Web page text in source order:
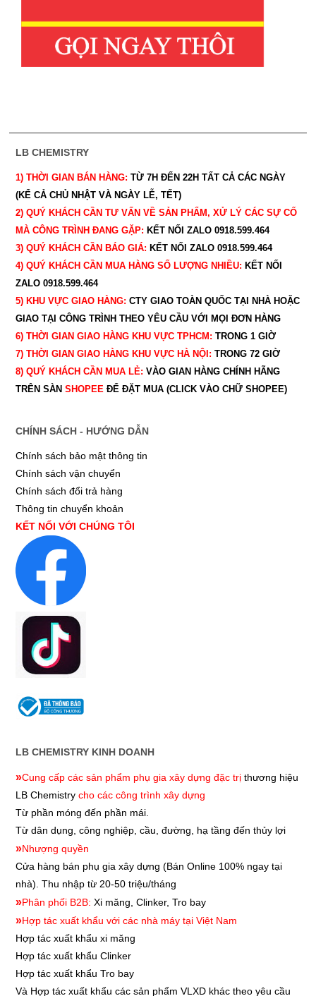
LB CHEMISTRY
1) THỜI GIAN BÁN HÀNG: TỪ 7H ĐẾN 22H TẤT CẢ CÁC NGÀY
(KỂ CẢ CHỦ NHẬT VÀ NGÀY LỄ, TẾT)
2) QUÝ KHÁCH CẦN TƯ VẤN VỀ SẢN PHẨM, XỬ LÝ CÁC SỰ CỐ
MÀ CÔNG TRÌNH ĐANG GẶP: KẾT NỐI ZALO 0918.599.464
3) QUÝ KHÁCH CẦN BÁO GIÁ: KẾT NỐI ZALO 0918.599.464
4) QUÝ KHÁCH CẦN MUA HÀNG SỐ LƯỢNG NHIỀU: KẾT NỐI
ZALO 0918.599.464
5) KHU VỰC GIAO HÀNG: CTY GIAO TOÀN QUỐC TẠI NHÀ HOẶC
GIAO TẠI CÔNG TRÌNH THEO YÊU CẦU VỚI MỌI ĐƠN HÀNG
6) THỜI GIAN GIAO HÀNG KHU VỰC TPHCM: TRONG 1 GIỜ
7) THỜI GIAN GIAO HÀNG KHU VỰC HÀ NỘI: TRONG 72 GIỜ
8) QUÝ KHÁCH CẦN MUA LẺ: VÀO GIAN HÀNG CHÍNH HÃNG
TRÊN SÀN SHOPEEĐỂ ĐẶT MUA (CLICK VÀO CHỮ SHOPEE)
CHÍNH SÁCH - HƯỚNG DẪN
Chính sách bảo mật thông tin
Chính sách vận chuyển
Chính sách đổi trả hàng
Thông tin chuyển khoản
KẾT NỐI VỚI CHÚNG TÔI
LB CHEMISTRY KINH DOANH
»Cung cấp các sản phẩm phụ gia xây dựng đặc trị thương hiệu
LB Chemistrycho các công trình xây dựng
Từ phần móng đến phần mái.
Từ dân dụng, công nghiệp, cầu, đường, hạ tầng đến thủy lợi
»Nhượng quyền
Cửa hàng bán phụ gia xây dựng (Bán Online 100% ngay tại
nhà). Thu nhập từ 20-50 triệu/tháng
»Phân phối B2B: Xi măng, Clinker, Tro bay
»Hợp tác xuất khẩu với các nhà máy tại Việt Nam
Hợp tác xuất khẩu xi măng
Hợp tác xuất khẩu Clinker
Hợp tác xuất khẩu Tro bay
Và Hợp tác xuất khẩu các sản phẩm VLXD khác theo yêu cầu